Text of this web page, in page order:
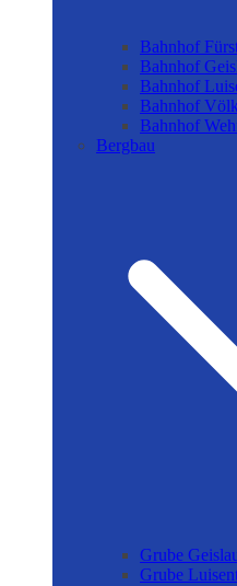
Bahnhof
Bahnhof
Bahnhof
Bahnhof
Bahnhof
Bergbau
Grube
Grube